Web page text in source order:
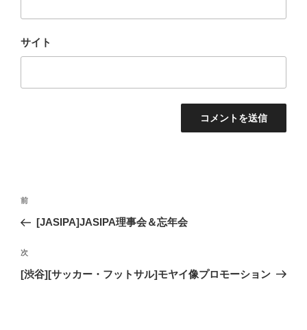
サイト
投
ビ
ゲ
過
去
投
稿
前
[JASIPA]JASIPA理事会＆忘年会
次
の
次
[渋谷][サッカー・フットサル]モヤイ像プロモーション